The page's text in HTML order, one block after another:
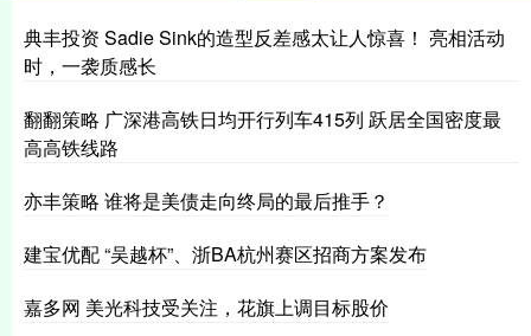
典丰投资 Sadie Sink的造型反差感太让人惊喜！ 亮相活动
时，一袭质感长
翻翻策略 广深港高铁日均开行列车415列 跃居全国密度最
高高铁线路
亦丰策略 谁将是美债走向终局的最后推手？
建宝优配 “吴越杯”、浙BA杭州赛区招商方案发布
嘉多网 美光科技受关注，花旗上调目标股价